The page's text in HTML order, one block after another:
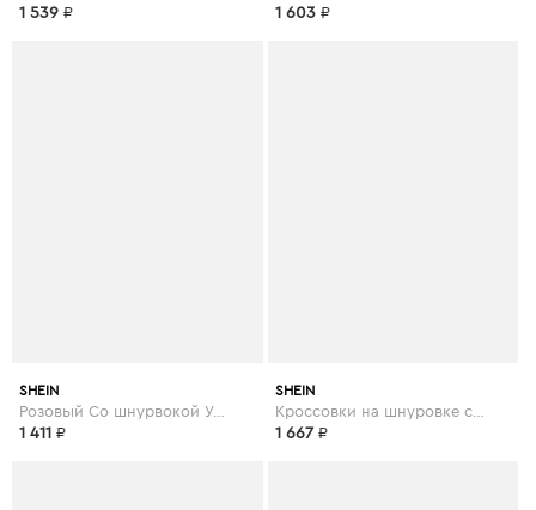
1 539 ₽ 1 603 ₽
SHEIN
Розовый Со шнурвокой Удобный Кеды
1 411 ₽
SHEIN
Кроссовки на шнуровке с подошвой спереди
1 667 ₽